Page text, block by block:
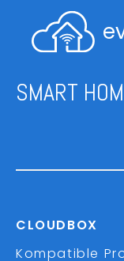
SMART
CLOUDBOX
Kompatible